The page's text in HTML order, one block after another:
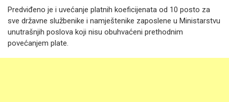
Predviđeno je i uvećanje platnih koeficijenata od 10 posto za
sve državne službenike i namještenike zaposlene u Ministarstvu
unutrašnjih poslova koji nisu obuhvaćeni prethodnim
povećanjem plate.